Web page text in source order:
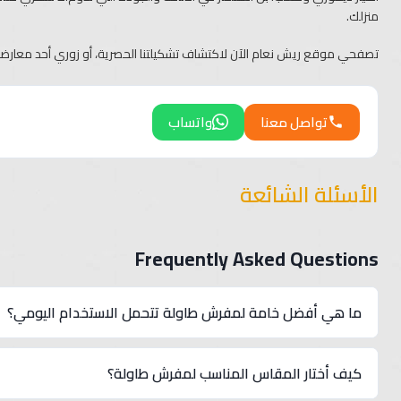
منزلك.
تصفحي موقع ريش نعام الآن لاكتشاف تشكيلتنا الحصرية، أو زوري أحد
واتساب تواصل معنا
الأسئلة الشائعة
Frequently Asked Questions
ما هي أفضل خامة لمفرش طاولة تتحمل الاستخدام اليومي؟
أفضل الخامات هي التل والقطن، حيث تتميز هذه الأقمشة بالمتانة
مفرش طاولة أنيقًا مع الاستخدام المتكرر.
كيف أختار المقاس المناسب لمفرش طاولة؟